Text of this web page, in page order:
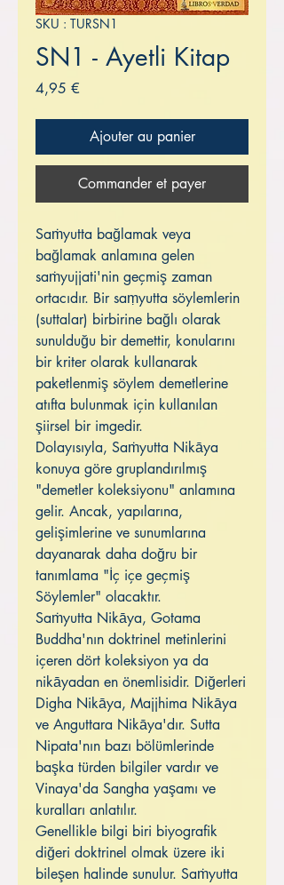
SKU : TURSN1
SN1 - Ayetli Kitap
4,95 €
Ajouter au panier
Commander et payer
Saṁyutta bağlamak veya
bağlamak anlamına gelen
saṁyujjati'nin geçmiş zaman
ortacıdır. Bir saṃyutta söylemlerin
(suttalar) birbirine bağlı olarak
sunulduğu bir demettir, konularını
bir kriter olarak kullanarak
paketlenmiş söylem demetlerine
atıfta bulunmak için kullanılan
şiirsel bir imgedir.
Dolayısıyla, Saṁyutta Nikāya
konuya göre gruplandırılmış
"demetler koleksiyonu" anlamına
gelir. Ancak, yapılarına,
gelişimlerine ve sunumlarına
dayanarak daha doğru bir
tanımlama "İç içe geçmiş
Söylemler" olacaktır.
Saṁyutta Nikāya, Gotama
Buddha'nın doktrinel metinlerini
içeren dört koleksiyon ya da
nikāyadan en önemlisidir. Diğerleri
Digha Nikāya, Majjhima Nikāya
ve Anguttara Nikāya'dır. Sutta
Nipata'nın bazı bölümlerinde
başka türden bilgiler vardır ve
Vinaya'da Sangha yaşamı ve
kuralları anlatılır.
Genellikle bilgi biri biyografik
diğeri doktrinel olmak üzere iki
bileşen halinde sunulur. Saṁyutta